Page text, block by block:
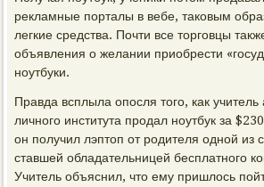
рекламные порталы в вебе, таковым
легкие средства. Почти все торговцы
объявления о желании приобрести
ноутбуки.
Правда всплыла опосля того, как
личного института продал ноутбук за
он получил лэптоп от родителя одной из
ставшей обладательницей бесплатного
Учитель объяснил, что ему пришлось